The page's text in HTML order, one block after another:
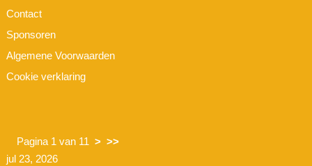
Contact
Sponsoren
Algemene Voorwaarden
Cookie verklaring
Pagina 1 van 11 > >>
jul 23, 2026